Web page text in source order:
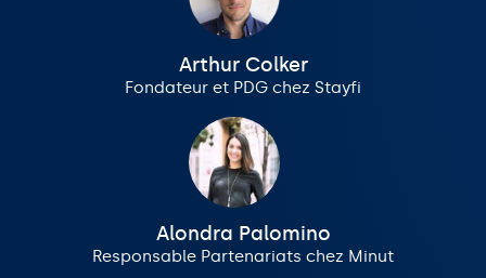
Arthur Colker
Fondateur et PDG chez Stayfi
Alondra Palomino
Responsable Partenariats chez Minut